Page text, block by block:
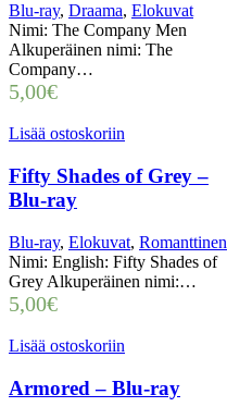
Blu-ray, Draama, Elokuvat
Nimi: The Company Men
Alkuperäinen nimi: The
Company…
5,00€
Lisää ostoskoriin
Fifty Shades of Grey –
Blu-ray
Blu-ray, Elokuvat, Romanttinen
Nimi: English: Fifty Shades of
Grey Alkuperäinen nimi:…
5,00€
Lisää ostoskoriin
Armored – Blu-ray